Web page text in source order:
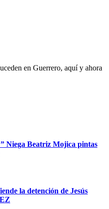
en Guerrero, aquí y ahora
Niega Beatriz Mojica pintas
la detención de Jesús